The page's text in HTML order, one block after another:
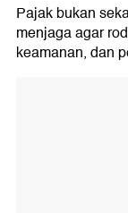
Pajak bukan
menjaga agar
keamanan, dan